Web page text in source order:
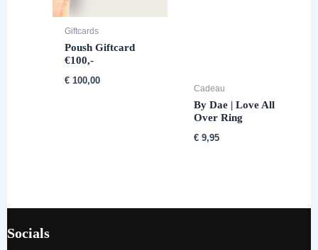
Giftcards
Poush Giftcard
€100,-
€ 100,00
Cadeau
By Dae | Love All
Over Ring
€ 9,95
Socials